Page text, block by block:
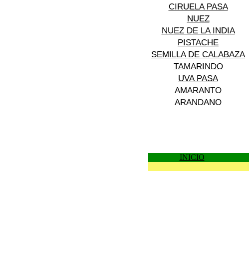
CIRUELA PASA
NUEZ
NUEZ DE LA INDIA
PISTACHE
SEMILLA DE CALABAZA
TAMARINDO
UVA PASA
AMARANTO
ARANDANO
INICIO